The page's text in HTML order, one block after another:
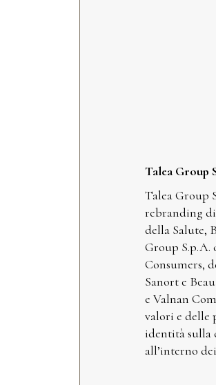
Talea Group
Talea Group
rebranding
della Salute,
Group S.p.A.
Consumers,
Sanort e
e Valnan
valori e delle
identità sulla
all’interno